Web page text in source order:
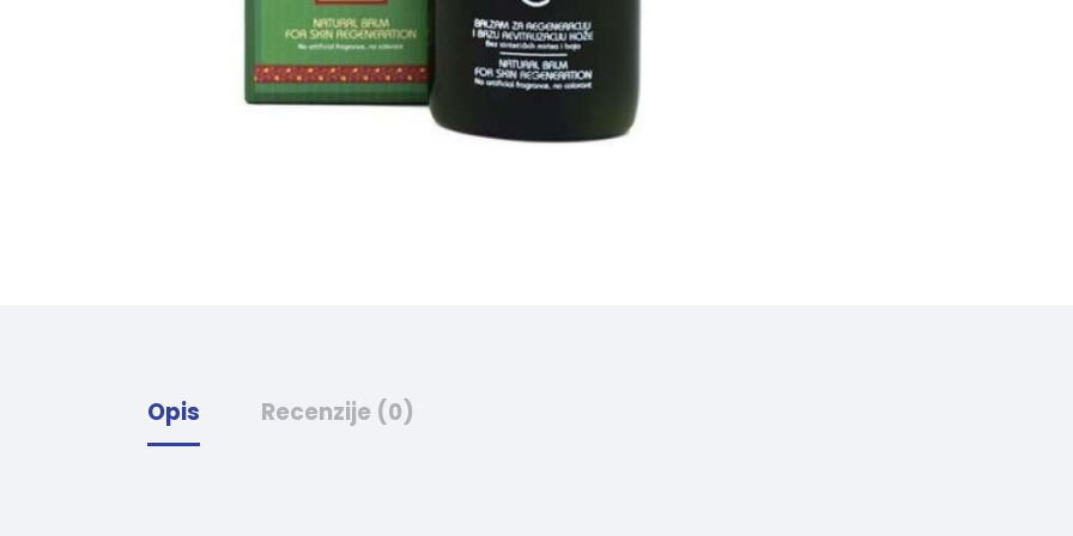
Opis Recenzije (0)